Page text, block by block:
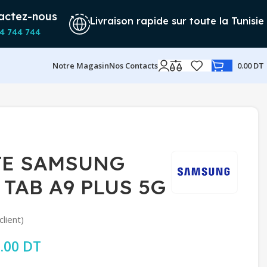
nous
744 744
Livraison rapide sur toute la Tunisie
Notre MagasinNos Contacts 0.00DT
SAMSUNG
A9 PLUS 5G
initial était : 899.00 DT.
DT